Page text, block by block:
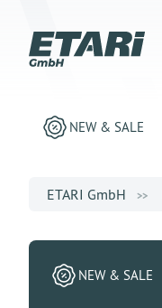
NEW & SALE
ETARI GmbH
NEW & SALE